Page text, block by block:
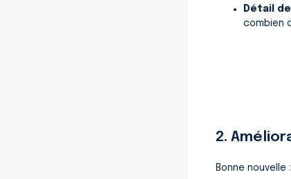
Détail
combien
2.
Bonne